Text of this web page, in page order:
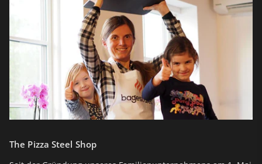
The Pizza Steel Shop